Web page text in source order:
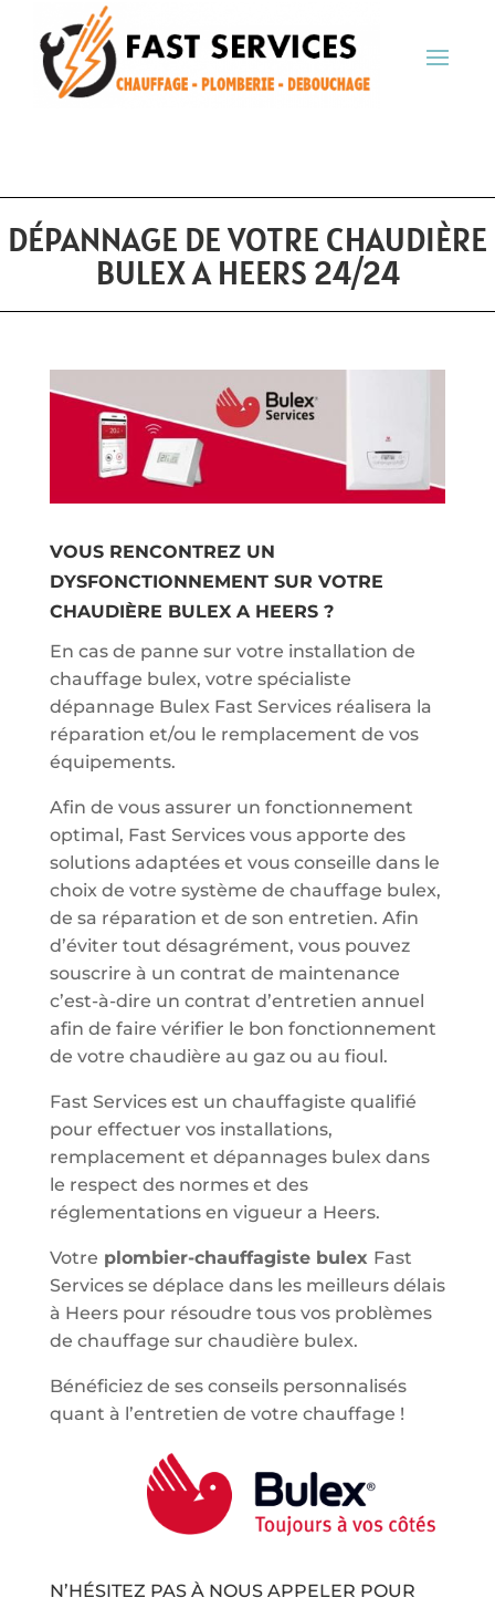
DÉPANNAGE DE VOTRE CHAUDIÈRE
BULEX A HEERS 24/24
VOUS RENCONTREZ UN
DYSFONCTIONNEMENT SUR VOTRE
CHAUDIÈRE BULEX A HEERS ?
En cas de panne sur votre installation de
chauffage bulex, votre spécialiste
dépannage Bulex Fast Services réalisera la
réparation et/ou le remplacement de vos
équipements.
Afin de vous assurer un fonctionnement
optimal, Fast Services vous apporte des
solutions adaptées et vous conseille dans le
choix de votre système de chauffage bulex,
de sa réparation et de son entretien. Afin
d’éviter tout désagrément, vous pouvez
souscrire à un contrat de maintenance
c’est-à-dire un contrat d’entretien annuel
afin de faire vérifier le bon fonctionnement
de votre chaudière au gaz ou au fioul.
Fast Services est un chauffagiste qualifié
pour effectuer vos installations,
remplacement et dépannages bulex dans
le respect des normes et des
réglementations en vigueur a Heers.
Votre plombier-chauffagiste bulex Fast
Services se déplace dans les meilleurs délais
à Heers pour résoudre tous vos problèmes
de chauffage sur chaudière bulex.
Bénéficiez de ses conseils personnalisés
quant à l’entretien de votre chauffage !
N’HÉSITEZ PAS À NOUS APPELER POUR